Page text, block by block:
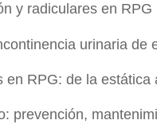
y radiculares en RPG
urinaria de
en RPG: de la estática
prevención,